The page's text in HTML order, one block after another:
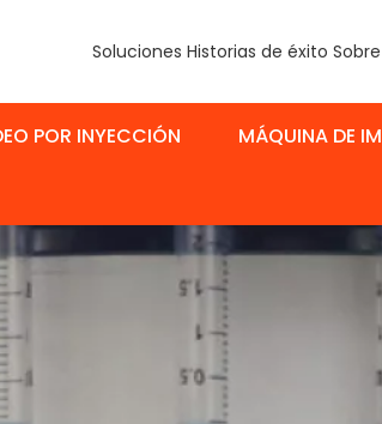
Soluciones Historias de éxito
POR INYECCIÓN MÁQUINA DE